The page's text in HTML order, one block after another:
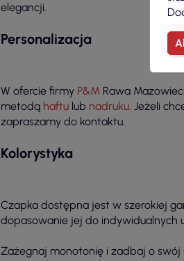
elegancji.
Personalizacja
W ofercie firmy P&M Rawa
metodą haftu lub nadruku. Jeżeli
zapraszamy do kontaktu.
Kolorystyka
Czapka dostępna jest w szerokiej
dopasowanie jej do indywidualnych
Zażegnaj monotonię i zadbaj o swój